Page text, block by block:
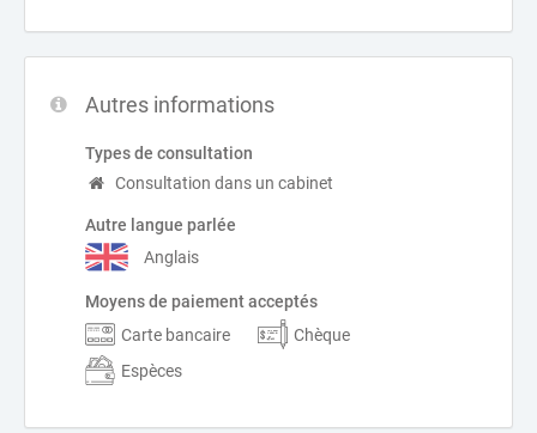
Autres informations
Types de consultation
Consultation dans un cabinet
Autre langue parlée
Anglais
Moyens de paiement acceptés
Carte bancaire
Chèque
Espèces